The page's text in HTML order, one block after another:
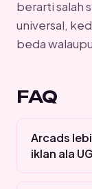
berarti salah
universal,
beda
FAQ
Arcads
iklan ala